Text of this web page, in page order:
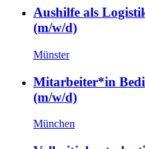
Aushilfe als
(m/w/d)
Münster
Mitarbeiter*in
(m/w/d)
München